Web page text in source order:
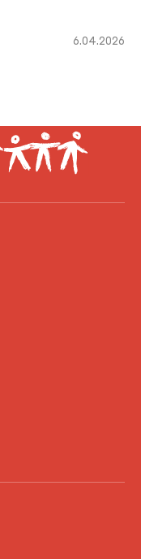
6.04.2026